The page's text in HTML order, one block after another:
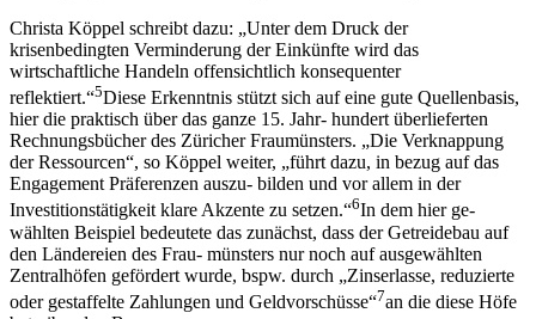
Christa Köppel schreibt dazu: „Unter dem Druck der
krisenbedingten Verminderung der Einkünfte wird das
wirtschaftliche Handeln offensichtlich konsequenter
reflektiert.“5Diese Erkenntnis stützt sich auf eine gute Quellenbasis,
hier die praktisch über das ganze 15. Jahr- hundert überlieferten
Rechnungsbücher des Züricher Fraumünsters. „Die Verknappung
der Ressourcen“, so Köppel weiter, „führt dazu, in bezug auf das
Engagement Präferenzen auszu- bilden und vor allem in der
Investitionstätigkeit klare Akzente zu setzen.“6In dem hier ge-
wählten Beispiel bedeutete das zunächst, dass der Getreidebau auf
den Ländereien des Frau- münsters nur noch auf ausgewählten
Zentralhöfen gefördert wurde, bspw. durch „Zinserlasse, reduzierte
oder gestaffelte Zahlungen und Geldvorschüsse“7an die diese Höfe